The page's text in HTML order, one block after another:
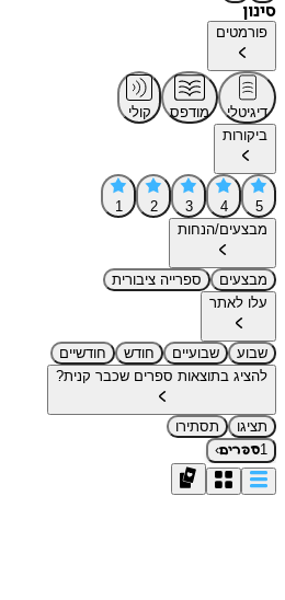
סינון
פורמטים
דיגיטלי מודפס
קולי
ביקורות
5
4
3
2
1
מבצעים/הנחות
מבצעים
ספרייה ציבורית
עלו לאתר
שבוע שבועיים חודש
חודשיים
להציג בתוצאות ספרים שכבר קנית?
תציגו
תסתירו
1ספרים›